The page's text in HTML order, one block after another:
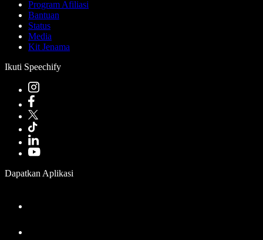
Program Afiliasi
Bantuan
Status
Media
Kit Jenama
Ikuti Speechify
Dapatkan Aplikasi